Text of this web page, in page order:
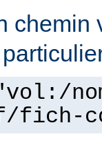
chemin
fich-